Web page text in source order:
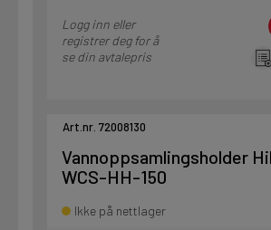
Logg inn eller
registrer deg for å
se din avtalepris
Art.nr. 72008130
Vannoppsamlingsholder
WCS-HH-150
Ikke på nettlager